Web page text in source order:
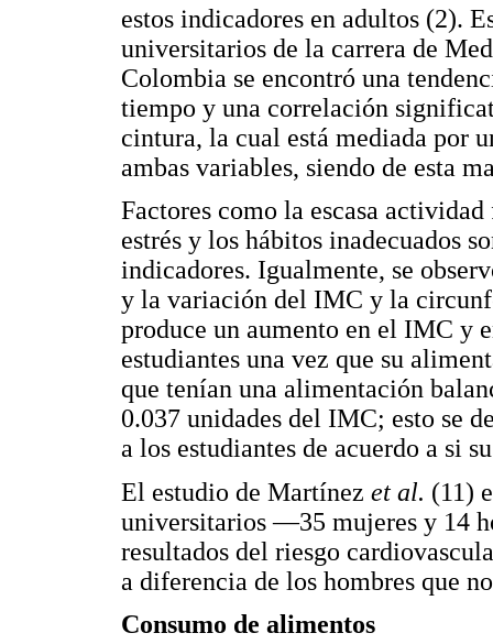
estos indicadores en adultos (2).
universitarios de la carrera de
Colombia se encontró una
tiempo y una correlación
cintura, la cual está mediada por
ambas variables, siendo de esta
Factores como la escasa
estrés y los hábitos inadecuados
indicadores. Igualmente, se
y la variación del IMC y la
produce un aumento en el IMC y
estudiantes una vez que su
que tenían una alimentación
0.037 unidades del IMC; esto se
a los estudiantes de acuerdo a si
El estudio de Martínez et al. (11)
universitarios —35 mujeres y 14
resultados del riesgo
a diferencia de los hombres que
Consumo de alimentos